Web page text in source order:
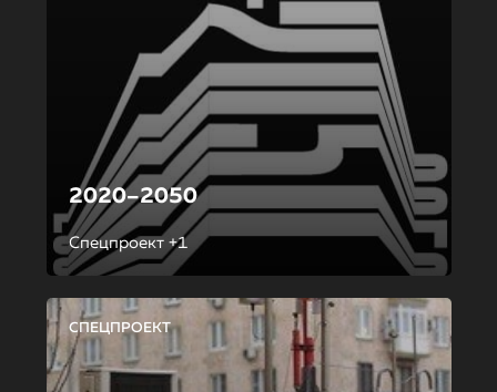
2020–2050
Спецпроект +1
СПЕЦПРОЕКТ